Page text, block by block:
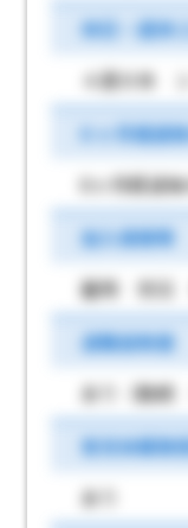
休日・週休
４週８休
6 ヶ月経過
6ヶ月経過
加入保険等
雇用 労災
退職金制度
あり（勤続
育児休業取
あり